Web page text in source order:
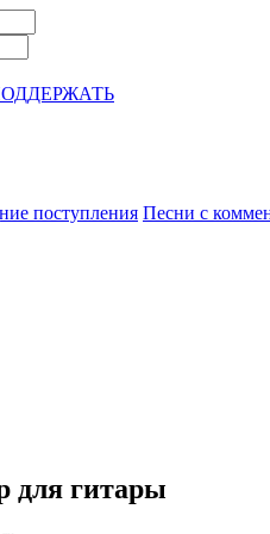
поступления Песни с
для гитары